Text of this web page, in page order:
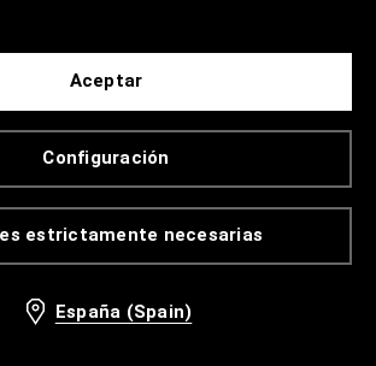
estrictamente necesarias
Configuración
Aceptar
España (Spain)